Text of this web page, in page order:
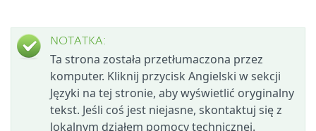
NOTATKA:
Ta strona została przetłumaczona przez
komputer. Kliknij przycisk Angielski w sekcji
Języki na tej stronie, aby wyświetlić oryginalny
tekst. Jeśli coś jest niejasne, skontaktuj się z
lokalnym działem pomocy technicznej.